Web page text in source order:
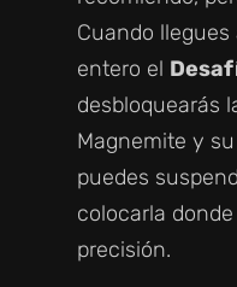
Cuando llegues
entero el
desbloquearás
Magnemite y
puedes
colocarla
precisión.